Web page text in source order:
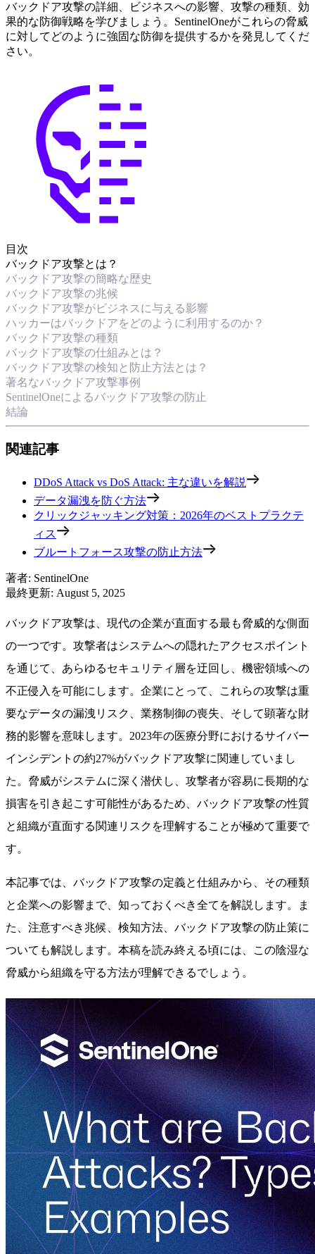
バックドア攻撃の詳細、ビジネスへの影響、攻撃の種類、効
果的な防御戦略を学びましょう。SentinelOneがこれらの脅威
に対してどのように強固な防御を提供するかを発見してくだ
さい。
目次
バックドア攻撃とは？
バックドア攻撃の簡略な歴史
バックドア攻撃の兆候
バックドア攻撃がビジネスに与える影響
ハッカーはバックドアをどのように利用するのか？
バックドア攻撃の種類
バックドア攻撃の仕組みとは？
バックドア攻撃の検知と防止方法とは？
著名なバックドア攻撃事例
SentinelOneによるバックドア攻撃の防止
結論
関連記事
DDoS Attack vs DoS Attack: 主な違いを解説
データ漏洩を防ぐ方法
クリックジャッキング対策：2026年のベストプラクテ
ィス
ブルートフォース攻撃の防止方法
著者: SentinelOne
最終更新: August 5, 2025
バックドア攻撃は、現代の企業が直面する最も脅威的な側面
の一つです。攻撃者はシステムへの隠れたアクセスポイント
を通じて、あらゆるセキュリティ層を迂回し、機密領域への
不正侵入を可能にします。企業にとって、これらの攻撃は重
要なデータの漏洩リスク、業務制御の喪失、そして顕著な財
務的影響を意味します。2023年の医療分野におけるサイバー
インシデントの約27%がバックドア攻撃に関連していまし
た。脅威がシステムに深く潜伏し、攻撃者が容易に長期的な
損害を引き起こす可能性があるため、バックドア攻撃の性質
と組織が直面する関連リスクを理解することが極めて重要で
す。
本記事では、バックドア攻撃の定義と仕組みから、その種類
と企業への影響まで、知っておくべき全てを解説します。ま
た、注意すべき兆候、検知方法、バックドア攻撃の防止策に
ついても解説します。本稿を読み終える頃には、この陰湿な
脅威から組織を守る方法が理解できるでしょう。